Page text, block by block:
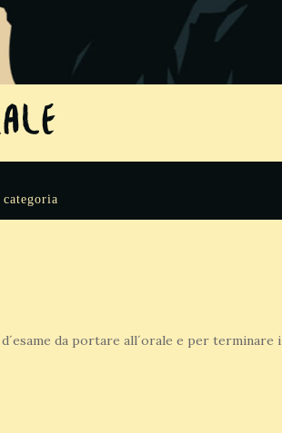
categoria
da portare all´orale e per terminare i